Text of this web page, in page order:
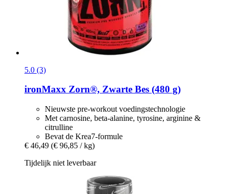
5.0 (3)
ironMaxx Zorn®, Zwarte Bes (480 g)
Nieuwste pre-workout voedingstechnologie
Met carnosine, beta-alanine, tyrosine, arginine &
citrulline
Bevat de Krea7-formule
€ 46,49 (€ 96,85 / kg)
Tijdelijk niet leverbaar